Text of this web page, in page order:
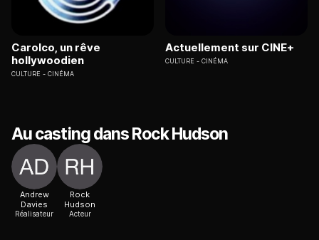
Carolco, un rêve
hollywoodien
CULTURE CINÉMA
Actuellement sur CINE+
CULTURE CINÉMA
Au casting dans Rock Hudson
Andrew
Davies
Réalisateur
Rock
Hudson
Acteur